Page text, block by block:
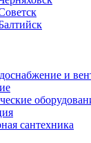
и
сантехника